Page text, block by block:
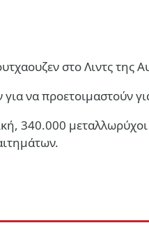
στο Λιντς της
να προετοιμαστούν
340.000